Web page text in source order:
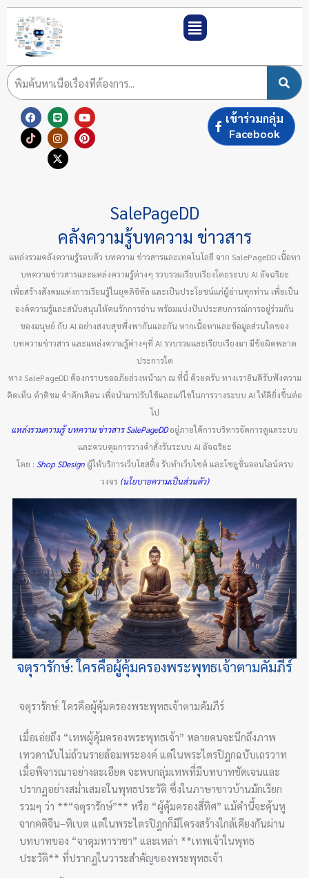
Skip
to
content
F
a
c
e
L
i
n
e
Y
o
u
t
T
i
k
t
I
n
s
t
a
g
P
i
n
t
X
-
t
w
i
t
เข้าร่วมกลุ่ม
Facebook
SalePageDD
คลังความรู้บทความ ข่าวสาร
แหล่งรวมคลังความรู้รอบตัว บทความ ข่าวสารและเทคโนโลยี จาก SalePageDD เนื้อหา
บทความข่าวสารและแหล่งความรู้ต่างๆ รวบรวมเรียบเรียงโดยระบบ AI อัจฉริยะ
เพื่อสร้างสังคมแห่งการเรียนรู้ในยุคดิจิทัล และเป็นประโยชน์แก่ผู้อ่านทุกท่าน เพื่อเป็น
องค์ความรู้และสนับสนุนให้คนรักการอ่าน พร้อมแบ่งปันประสบการณ์การอยู่ร่วมกัน
ของมนุษย์ กับ AI อย่างสงบสุขพึ่งพากันและกัน หากเนื้อหาและข้อมูลส่วนใดของ
บทความข่าวสาร และแหล่งความรู้ต่างๆที่ AI รวบรวมและเรียบเรียงมา มีข้อผิดพลาด
ประการใด
ทาง SalePageDD ต้องกราบขออภัยล่วงหน้ามา ณ ที่นี้ ด้วยครับ ทางเรายินดีรับฟังความ
คิดเห็น คำติชม คำตักเตือน เพื่อนำมาปรับใช้และแก้ไขในการวางระบบ AI ให้ดียิ่งขึ้นต่อ
ไป
แหล่งรวมความรู้ บทความ ข่าวสาร SalePageDDอยู่ภายใต้การบริหารจัดการดูแลระบบ
และควบคุมการวางคำสั่งรันระบบ AI อัจฉริยะ
โดย : Shop SDesign ผู้ให้บริการเว็บโฮสติ้ง รับทำเว็บไซต์ และโซลูชั่นออนไลน์ครบ
วงจร(นโยบายความเป็นส่วนตัว)
จตุรารักษ์: ใครคือผู้คุ้มครองพระพุทธเจ้าตามคัมภีร์
จตุรารักษ์: ใครคือผู้คุ้มครองพระพุทธเจ้าตามคัมภีร์
เมื่อเอ่ยถึง “เทพผู้คุ้มครองพระพุทธเจ้า” หลายคนจะนึกถึงภาพ
เทวดานับไม่ถ้วนรายล้อมพระองค์ แต่ในพระไตรปิฎกฉบับเถรวาท
เมื่อพิจารณาอย่างละเอียด จะพบกลุ่มเทพที่มีบทบาทชัดเจนและ
ปรากฏอย่างสม่ำเสมอในพุทธประวัติ ซึ่งในภาษาชาวบ้านมักเรียก
รวมๆ ว่า **“จตุรารักษ์”** หรือ “ผู้คุ้มครองสี่ทิศ” แม้คำนี้จะคุ้นหู
จากคติจีน–ทิเบต แต่ในพระไตรปิฎกก็มีโครงสร้างใกล้เคียงกันผ่าน
บทบาทของ “จาตุมหาราชา” และเหล่า **เทพเจ้าในพุทธ
ประวัติ** ที่ปรากฏในวาระสำคัญของพระพุทธเจ้า